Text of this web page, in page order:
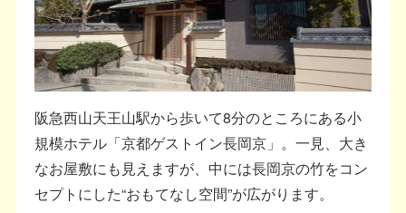
阪急西山天王山駅から歩いて8分のところにある小
規模ホテル「京都ゲストイン長岡京」。一見、大き
なお屋敷にも見えますが、中には長岡京の竹をコン
セプトにした“おもてなし空間”が広がります。